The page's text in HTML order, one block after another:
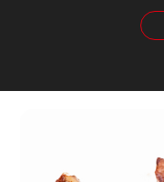
залежності від
будуть
підійде для людей,